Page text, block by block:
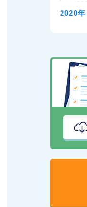
2020年